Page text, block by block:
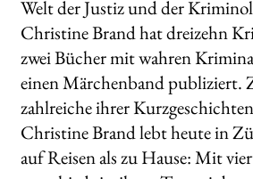
Welt der Justiz und der
Christine Brand hat dreizehn
zwei Bücher mit wahren
einen Märchenband publiziert.
zahlreiche ihrer
Christine Brand lebt heute in
auf Reisen als zu Hause: Mit